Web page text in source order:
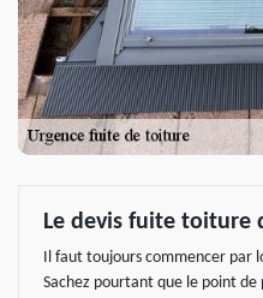
Le devis fuite toiture
Il faut toujours commencer par
Sachez pourtant que le point